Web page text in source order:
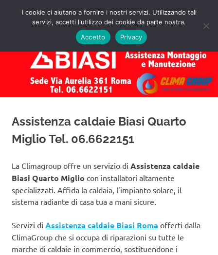
Assistenza
Caldaie
Biasi
Roma
Preventivo!
MENU
Assistenza caldaie Biasi Quarto
Miglio Tel. 06.6622151
La Climagroup offre un servizio di Assistenza caldaie
Biasi Quarto Miglio con installatori altamente
specializzati. Affida la caldaia, l’impianto solare, il
sistema radiante di casa tua a mani sicure.
Servizi di Assistenza caldaie Biasi Roma offerti dalla
ClimaGroup che si occupa di riparazioni su tutte le
marche di caldaie in commercio, sostituendone i
I cookie ci aiutano a fornire i nostri servizi. Utilizzando tali
servizi, accetti l'utilizzo dei cookie da parte nostra.
Accetto
Privacy